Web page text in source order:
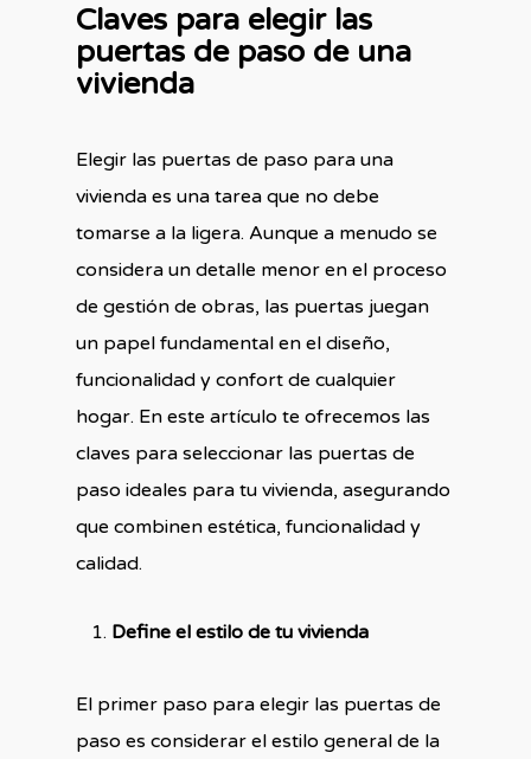
Claves para elegir las
puertas de paso de una
vivienda
Elegir las puertas de paso para una
vivienda es una tarea que no debe
tomarse a la ligera. Aunque a menudo se
considera un detalle menor en el proceso
de gestión de obras, las puertas juegan
un papel fundamental en el diseño,
funcionalidad y confort de cualquier
hogar. En este artículo te ofrecemos las
claves para seleccionar las puertas de
paso ideales para tu vivienda, asegurando
que combinen estética, funcionalidad y
calidad.
Define el estilo de tu vivienda
El primer paso para elegir las puertas de
paso es considerar el estilo general de la